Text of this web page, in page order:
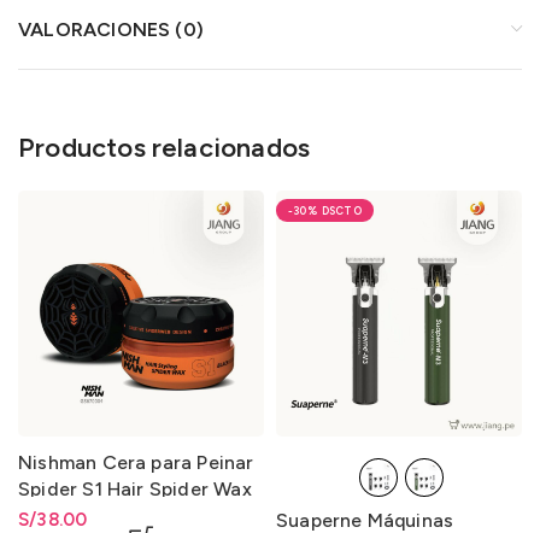
VALORACIONES (0)
Productos relacionados
Nishman Cera para Peinar
Spider S1 Hair Spider Wax
S1 150ml.
S/38.00
-30%
Suaperne Máquinas